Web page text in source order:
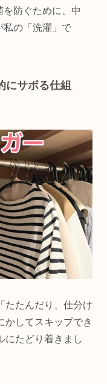
防ぐために、中
私の「洗濯」で
にサボる仕組
たたんだり、仕分け
かしてスキップでき
にたどり着きまし